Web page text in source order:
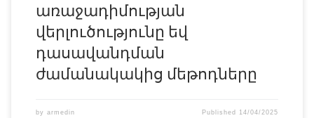
առաջադիմության
վերլուծությունը եվ
դասավանդման
ժամանակակից մեթոդները
by armedin Published 14/04/2025